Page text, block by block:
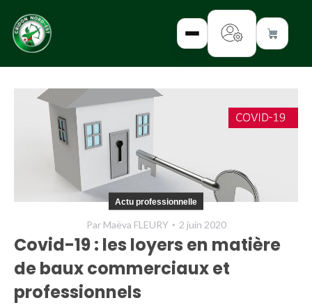
✕
INTERROGEZ-
VOUS
INFORMEZ-
VOUS
LISEZ-NOUS
Actu professionnelle
Par Maëva FLEURY 2 juin 2020
Covid-19 : les loyers en matière
de baux commerciaux et
professionnels